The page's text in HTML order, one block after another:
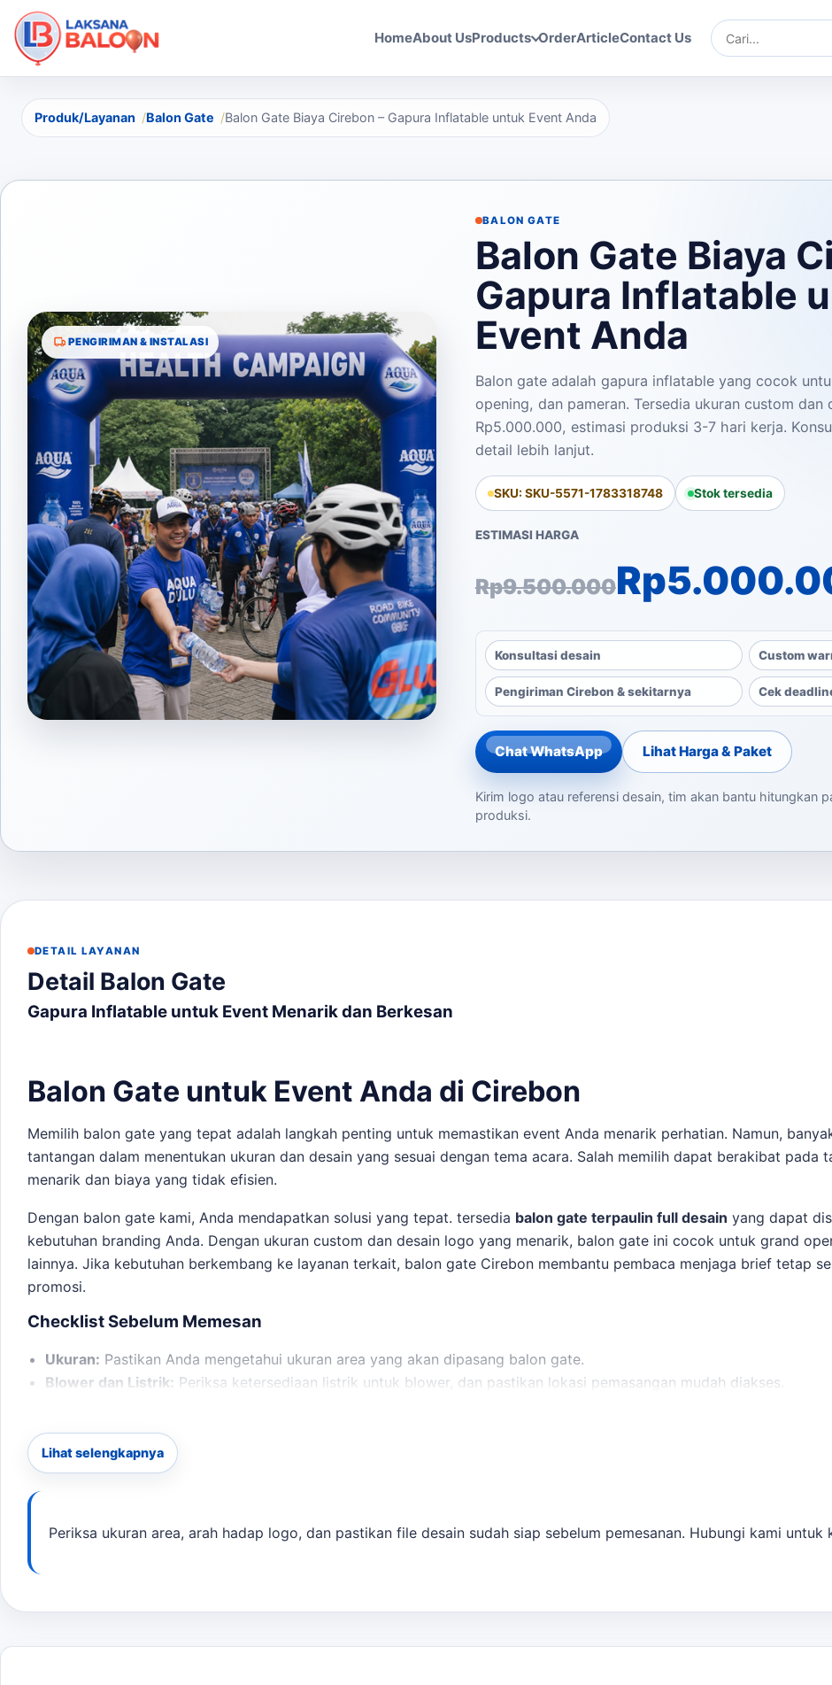
HomeAbout UsProducts OrderArticleContact Us
Cari
Produk/Layanan Balon Gate Balon Gate Biaya Cirebon – Gapura Inflatable untuk Event Anda
PENGIRIMAN & INSTALASI
BALON GATE
Balon Gate Biaya
Gapura Inflatable
Event Anda
Balon gate adalah gapura inflatable yang cocok
opening, dan pameran. Tersedia ukuran custom dan
Rp5.000.000, estimasi produksi 3-7 hari kerja.
detail lebih lanjut.
SKU: SKU-5571-1783318748 Stok tersedia
ESTIMASI HARGA
Rp9.500.000
Harga aslinya
Rp
Harga saat ini
Konsultasi desain Custom
Pengiriman Cirebon & sekitarnya Cek
Chat WhatsApp Lihat Harga & Paket
Kirim logo atau referensi desain, tim akan bantu hitungkan
produksi.
DETAIL LAYANAN
Detail Balon Gate
Gapura Inflatable untuk Event Menarik dan Berkesan
Balon Gate untuk Event Anda di Cirebon
Memilih balon gate yang tepat adalah langkah penting untuk memastikan event Anda menarik perhatian. Namun,
tantangan dalam menentukan ukuran dan desain yang sesuai dengan tema acara. Salah memilih dapat berakibat pada
menarik dan biaya yang tidak efisien.
Dengan balon gate kami, Anda mendapatkan solusi yang tepat. tersedia balon gate terpaulin full desain yang dapat
kebutuhan branding Anda. Dengan ukuran custom dan desain logo yang menarik, balon gate ini cocok untuk grand
lainnya. Jika kebutuhan berkembang ke layanan terkait, balon gate Cirebon membantu pembaca menjaga brief tetap
promosi.
Checklist Sebelum Memesan
Ukuran: Pastikan Anda mengetahui ukuran area yang akan dipasang balon gate.
Blower dan Listrik: Periksa ketersediaan listrik untuk blower, dan pastikan lokasi pemasangan mudah diakses.
Keunggulan Balon Gate Kami
Balon gate kami terbuat dari material terpaulin dibuat sesuai spesifikasi yang tahan lama dan dapat disesuaikan dengan
Kami juga menyediakan layanan konsultasi untuk membantu Anda memilih ukuran dan desain yang paling sesuai. Jika
membantu pembaca menjaga brief tetap selaras dengan target promosi.
Estimasi Harga dan Waktu Produksi
antara3-7 hari kerja. Sebagai pembanding internal,harga sewa balon gate Cirebondapat dipakai untuk melihat opsi
Lihat selengkapnya
Periksa ukuran area, arah hadap logo, dan pastikan file desain sudah siap sebelum pemesanan. Hubungi kami untuk